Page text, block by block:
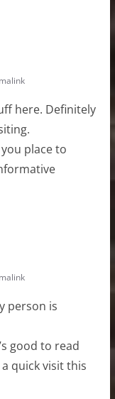
here. Definitely
place to
person is
good to read
quick visit this